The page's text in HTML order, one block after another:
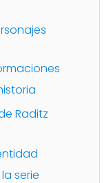
Raditz
serie